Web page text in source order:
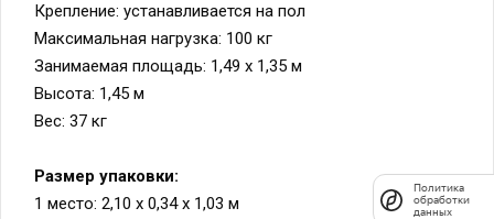
Крепление: устанавливается на пол
Максимальная нагрузка: 100 кг
Занимаемая площадь: 1,49 х 1,35 м
Высота: 1,45 м
Вес: 37 кг
Размер упаковки:
1 место: 2,10 х 0,34 х 1,03 м
Политика
обработки
данных